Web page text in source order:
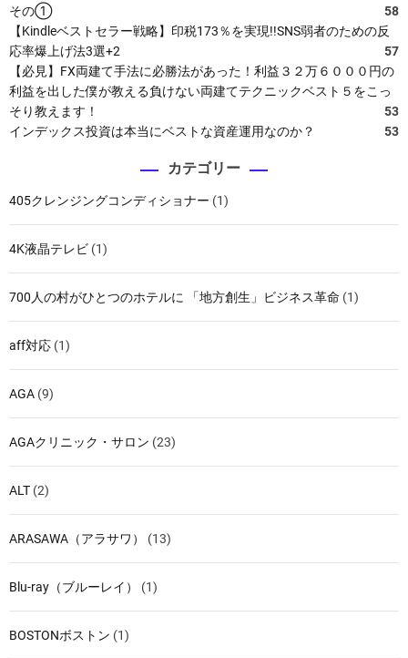
その①
58
【Kindleベストセラー戦略】印税173％を実現!!SNS弱者のための反
応率爆上げ法3選+2
57
【必見】FX両建て手法に必勝法があった！利益３２万６０００円の
利益を出した僕が教える負けない両建てテクニックベスト５をこっ
そり教えます！
53
インデックス投資は本当にベストな資産運用なのか？
53
カテゴリー
405クレンジングコンディショナー (1)
4K液晶テレビ (1)
700人の村がひとつのホテルに 「地方創生」ビジネス革命 (1)
aff対応 (1)
AGA (9)
AGAクリニック・サロン (23)
ALT (2)
ARASAWA（アラサワ） (13)
Blu-ray（ブルーレイ） (1)
BOSTONボストン (1)